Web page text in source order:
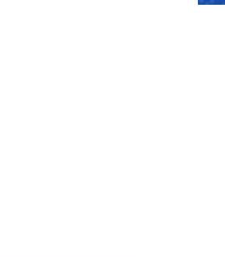
pero creo
Y eso es lo que
rápida para
progresos que se